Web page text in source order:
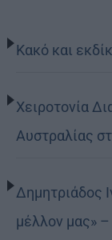
Κακό και
Χειροτονία
Αυστραλίας
Δημητριάδος
μέλλον μας»